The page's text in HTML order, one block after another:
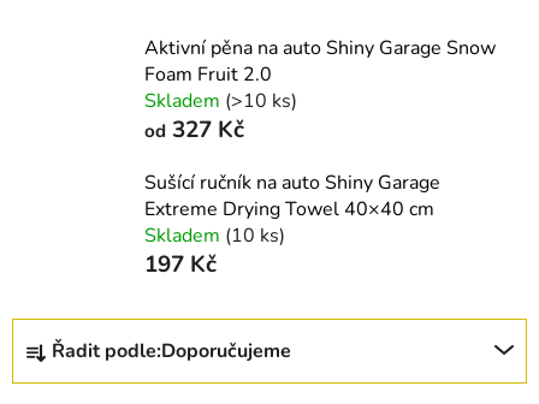
Aktivní pěna na auto Shiny Garage Snow
Foam Fruit 2.0
Skladem (>10 ks)
od 327 Kč
Sušící ručník na auto Shiny Garage
Extreme Drying Towel 40×40 cm
Skladem (10 ks)
197 Kč
Ř
z
Řadit podle:Doporučujeme